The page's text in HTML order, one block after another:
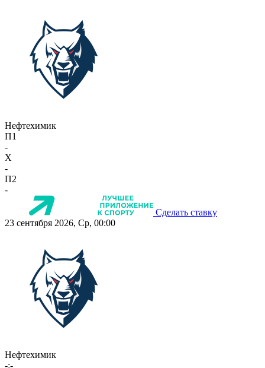
Нефтехимик
П1
-
X
-
П2
-
Сделать ставку
23 сентября 2026, Ср, 00:00
Нефтехимик
-:-